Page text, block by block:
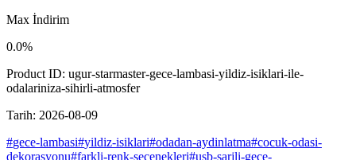
Max İndirim
0.0%
Product ID: ugur-starmaster-gece-lambasi-yildiz-isiklari-ile-
odalariniza-sihirli-atmosfer
Tarih: 2026-08-09
#gece-lambasi#yildiz-isiklari#odadan-aydinlatma#cocuk-odasi-
dekorasyonu#farkli-renk-secenekleri#usb-sarjli-gece-